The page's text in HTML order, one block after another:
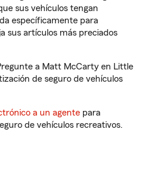
sus vehículos tengan
específicamente para
sus artículos más preciados
a Matt McCarty en Little
de seguro de vehículos
a un agente para
de vehículos recreativos.